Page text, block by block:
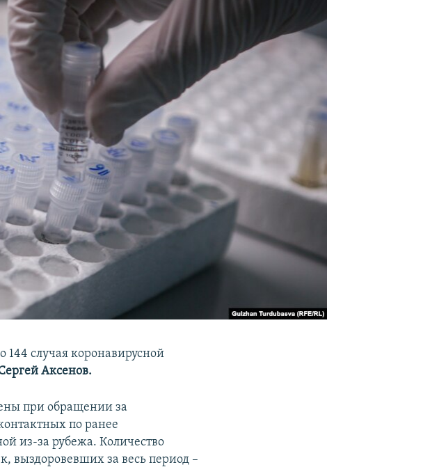
случая коронавирусной
Аксенов.
при обращении за
по ранее
из-за рубежа. Количество
выздоровевших за весь период –